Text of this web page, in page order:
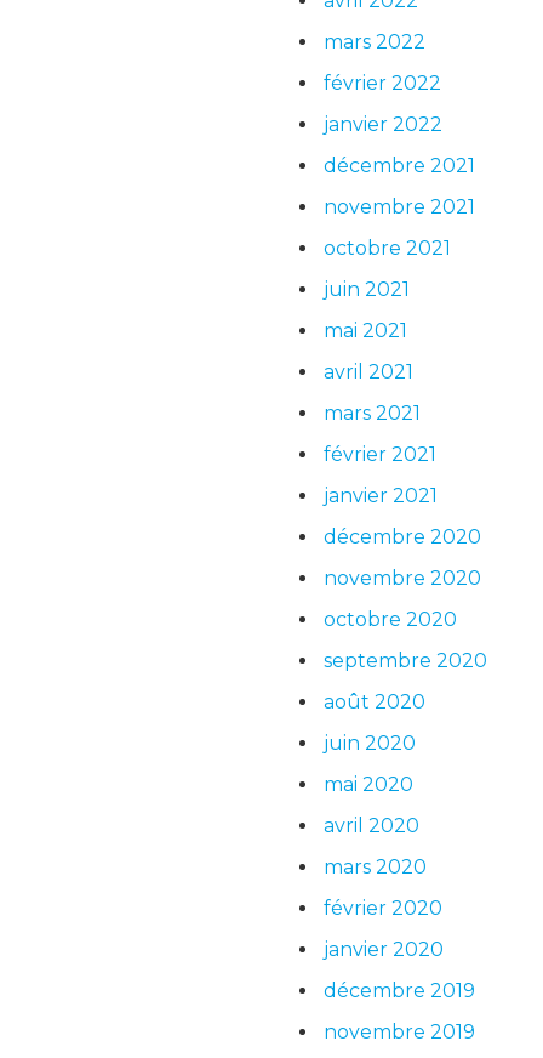
mars 2022
février 2022
janvier 2022
décembre 2021
novembre 2021
octobre 2021
juin 2021
mai 2021
avril 2021
mars 2021
février 2021
janvier 2021
décembre 2020
novembre 2020
octobre 2020
septembre 2020
août 2020
juin 2020
mai 2020
avril 2020
mars 2020
février 2020
janvier 2020
décembre 2019
novembre 2019